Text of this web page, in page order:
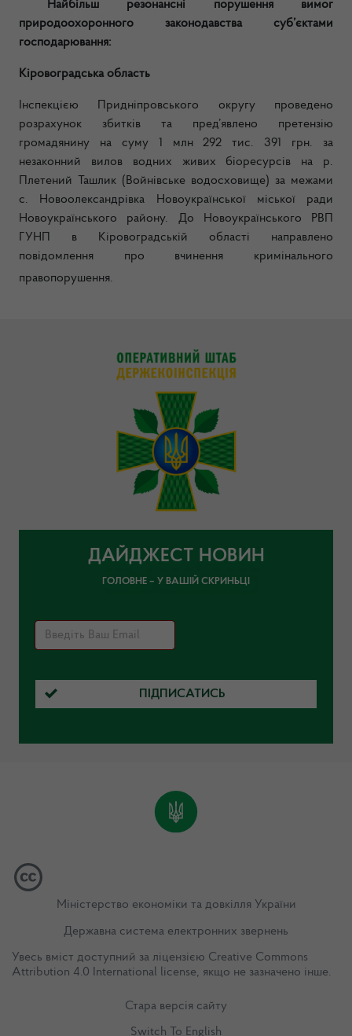
Найбільш резонансні порушення вимог
природоохоронного законодавства суб’єктами
господарювання:
Кіровоградська область
Інспекцією Придніпровського округу проведено
розрахунок збитків та пред’явлено претензію
громадянину на суму 1 млн 292 тис. 391 грн. за
незаконний вилов водних живих біоресурсів на р.
Плетений Ташлик (Войнівське водосховище) за межами
с. Новоолександрівка Новоукраїнської міської ради
Новоукраїнського району. До Новоукраїнського РВП
ГУНП в Кіровоградській області направлено
повідомлення про вчинення кримінального
правопорушення.
ДАЙДЖЕСТ НОВИН
ГОЛОВНЕ – У ВАШІЙ СКРИНЬЦІ
ПІДПИСАТИСЬ
Міністерство економіки та довкілля України
Державна система електронних звернень
Увесь вміст доступний за ліцензією Creative Commons
Attribution 4.0 International license, якщо не зазначено інше.
Стара версія сайту
Switch To English